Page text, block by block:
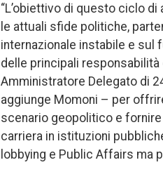
“L’obiettivo di questo ciclo
le attuali sfide politiche,
internazionale instabile e sul
delle principali responsabilità
Amministratore Delegato di
aggiunge Momoni – per
scenario geopolitico e
carriera in istituzioni
lobbying e Public Affairs ma